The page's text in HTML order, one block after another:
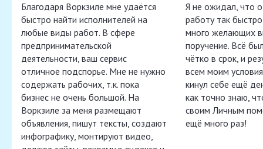
Благодаря Воркзиле мне удаётся
быстро найти исполнителей на
любые виды работ. В сфере
предпринимательской
деятельности, ваш сервис
отличное подспорье. Мне не нужно
содержать рабочих, т.к. пока
бизнес не очень большой. На
Воркзиле за меня размещают
объявления, пишут тексты, создают
инфографику, монтируют видео,
Я не ожидал, что
работу так
много желающих
поручение. Всё
чётко в срок, и
всем моим
кинул себе ещё
как точно знаю,
своим Личным
ещё много раз!